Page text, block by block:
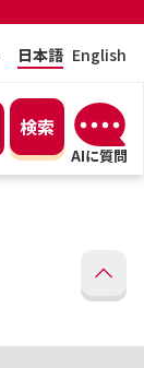
日本語 English